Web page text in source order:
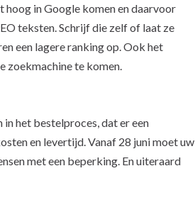
hoog in Google komen en daarvoor
teksten. Schrijf die zelf of laat ze
een lagere ranking op. Ook het
zoekmachine te komen.
het bestelproces, dat er een
en levertijd. Vanaf 28 juni moet uw
met een beperking. En uiteraard